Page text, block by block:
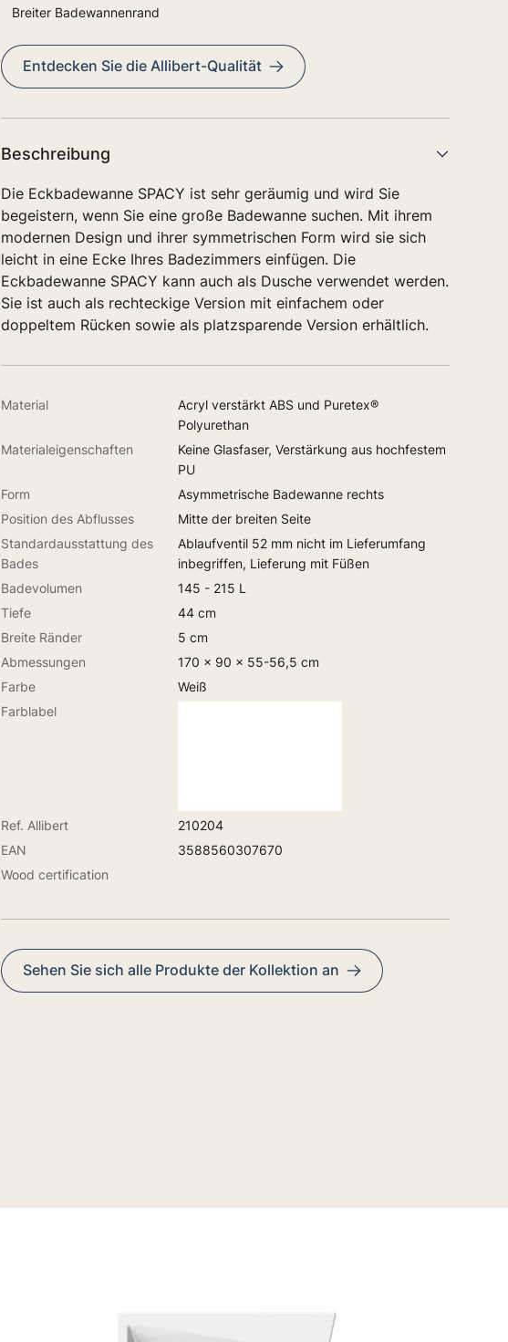
Breiter Badewannenrand
Entdecken Sie die Allibert-Qualität
Beschreibung
Die Eckbadewanne SPACY ist sehr geräumig und wird Sie
begeistern, wenn Sie eine große Badewanne suchen. Mit ihrem
modernen Design und ihrer symmetrischen Form wird sie sich
leicht in eine Ecke Ihres Badezimmers einfügen. Die
Eckbadewanne SPACY kann auch als Dusche verwendet werden.
Sie ist auch als rechteckige Version mit einfachem oder
doppeltem Rücken sowie als platzsparende Version erhältlich.
Material
Acryl verstärkt ABS und Puretex®
Polyurethan
Materialeigenschaften
Keine Glasfaser, Verstärkung aus hochfestem
PU
Form
Asymmetrische Badewanne rechts
Position des Abflusses
Mitte der breiten Seite
Standardausstattung des
Bades
Ablaufventil 52 mm nicht im Lieferumfang
inbegriffen, Lieferung mit Füßen
Badevolumen
145 - 215 L
Tiefe
44 cm
Breite Ränder
5 cm
Abmessungen
170 x 90 x 55-56,5 cm
Farbe
Weiß
Farblabel
Ref. Allibert
210204
EAN
3588560307670
Wood certification
Sehen Sie sich alle Produkte der Kollektion an